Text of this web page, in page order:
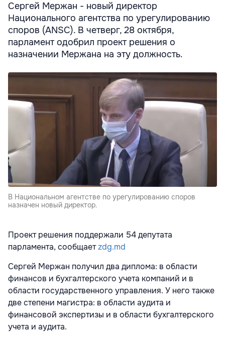
Сергей Мержан - новый директор
Национального агентства по урегулированию
споров (ANSC). В четверг, 28 октября,
парламент одобрил проект решения о
назначении Мержана на эту должность.
В Национальном агентстве по урегулированию споров
назначен новый директор.
Проект решения поддержали 54 депутата
парламента, сообщаетzdg.md
Сергей Мержан получил два диплома: в области
финансов и бухгалтерского учета компаний и в
области государственного управления. У него также
две степени магистра: в области аудита и
финансовой экспертизы и в области бухгалтерского
учета и аудита.